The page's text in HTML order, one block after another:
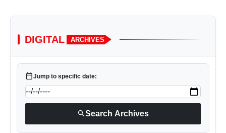
DIGITAL ARCHIVES
calendar_todayJump to specific date:
searchSearch Archives